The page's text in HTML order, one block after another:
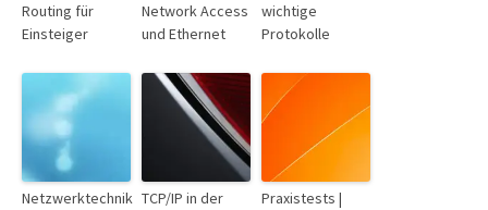
Routing für
Einsteiger
Network Access
und Ethernet
wichtige
Protokolle
Netzwerktechnik TCP/IP in der
Praxistests |